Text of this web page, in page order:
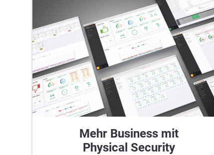
Mehr Business mit
Physical Security